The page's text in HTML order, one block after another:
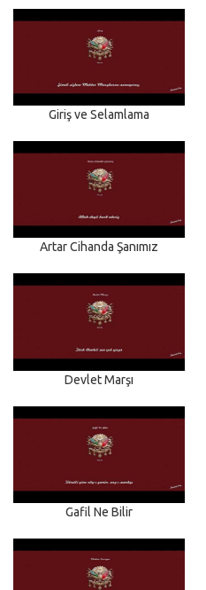
Giriş ve Selamlama
Artar Cihanda Şanımız
Devlet Marşı
Gafil Ne Bilir